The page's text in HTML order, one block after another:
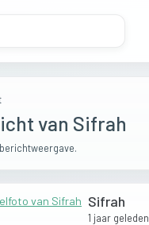
van Sifrah
Sifrah
1 jaar geleden